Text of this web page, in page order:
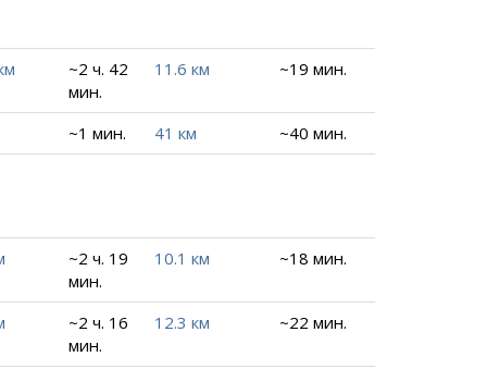
~2 ч. 42
мин.
11.6 км ~19 мин.
~1 мин. 41 км ~40 мин.
~2 ч. 19
мин.
10.1 км ~18 мин.
~2 ч. 16
мин.
12.3 км ~22 мин.